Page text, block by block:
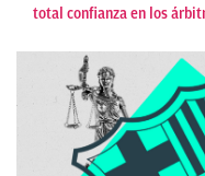
total confianza en los